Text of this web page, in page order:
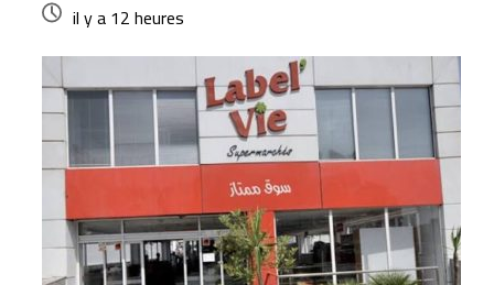
il y a 12 heures